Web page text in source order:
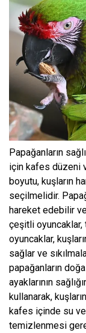
Papağanların
için kafes düzeni
boyutu, kuşların
seçilmelidir.
hareket edebilir
çeşitli oyuncaklar,
oyuncaklar,
sağlar ve
papağanların
ayaklarının
kullanarak,
kafes içinde su ve
temizlenmesi